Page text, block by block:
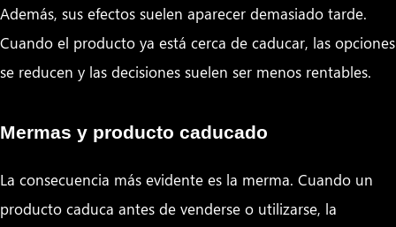
Además, sus efectos suelen aparecer demasiado tarde.
Cuando el producto ya está cerca de caducar, las opciones
se reducen y las decisiones suelen ser menos rentables.
Mermas y producto caducado
La consecuencia más evidente es la merma. Cuando un
producto caduca antes de venderse o utilizarse, la